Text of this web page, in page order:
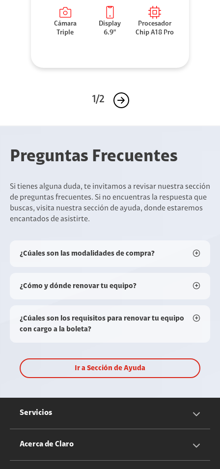
Cámara
Triple
Display
6.9"
Procesador
Chip A18 Pro
1/2
Preguntas Frecuentes
Si tienes alguna duda, te invitamos a revisar nuestra sección
de preguntas frecuentes. Si no encuentras la respuesta que
buscas, visita nuestra sección de ayuda, donde estaremos
encantados de asistirte.
¿Cúales son las modalidades de compra?
¿Cómo y dónde renovar tu equipo?
¿Cúales son los requisitos para renovar tu equipo
con cargo a la boleta?
Ir a Sección de Ayuda
Servicios
Servicios Móviles
Acerca de Claro